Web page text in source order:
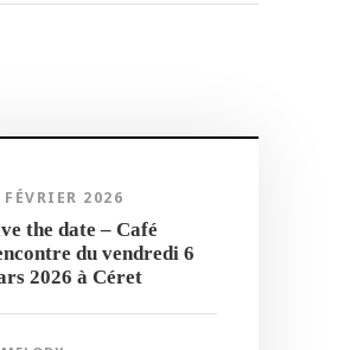
FÉVRIER 2026
the date – Café
du vendredi 6
2026 à Céret